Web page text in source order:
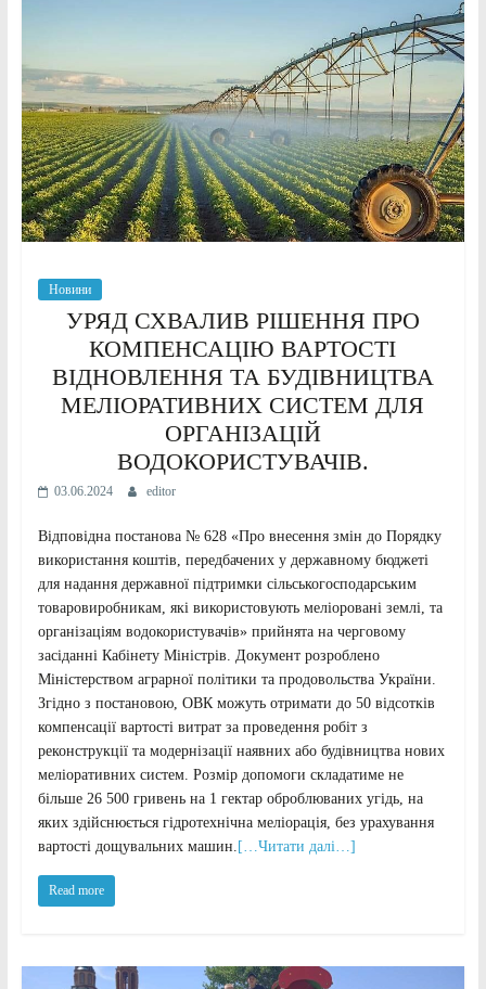
Новини
УРЯД СХВАЛИВ РІШЕННЯ ПРО
КОМПЕНСАЦІЮ ВАРТОСТІ
ВІДНОВЛЕННЯ ТА БУДІВНИЦТВА
МЕЛІОРАТИВНИХ СИСТЕМ ДЛЯ
ОРГАНІЗАЦІЙ
ВОДОКОРИСТУВАЧІВ.
03.06.2024 editor
Відповідна постанова № 628 «Про внесення змін до Порядку
використання коштів, передбачених у державному бюджеті
для надання державної підтримки сільськогосподарським
товаровиробникам, які використовують меліоровані землі, та
організаціям водокористувачів» прийнята на черговому
засіданні Кабінету Міністрів. Документ розроблено
Міністерством аграрної політики та продовольства України.
Згідно з постановою, ОВК можуть отримати до 50 відсотків
компенсації вартості витрат за проведення робіт з
реконструкції та модернізації наявних або будівництва нових
меліоративних систем. Розмір допомоги складатиме не
більше 26 500 гривень на 1 гектар оброблюваних угідь, на
яких здійснюється гідротехнічна меліорація, без урахування
вартості дощувальних машин. […Читати далі…]
Read more